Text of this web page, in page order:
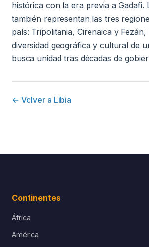
histórica con la era previa a Gadafi.
también representan las tres
país: Tripolitania, Cirenaica y
diversidad geográfica y cultural de
busca unidad tras décadas de
← Volver a Libia
Continentes
África
América